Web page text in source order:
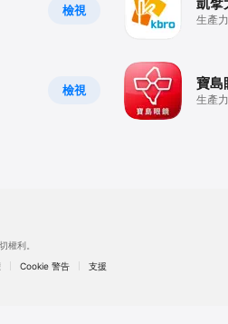
檢視
檢視
生產
寶島
生產
權利。
Cookie 警告 支援